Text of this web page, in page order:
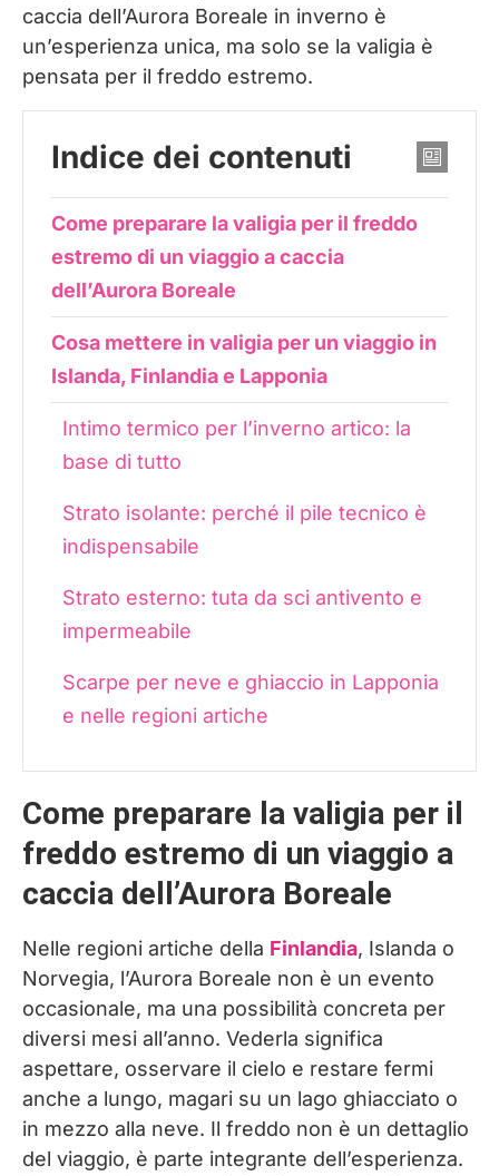
caccia dell’Aurora Boreale in inverno è
un’esperienza unica, ma solo se la valigia è
pensata per il freddo estremo.
Indice dei contenuti
Come preparare la valigia per il freddo
estremo di un viaggio a caccia
dell’Aurora Boreale
Cosa mettere in valigia per un viaggio in
Islanda, Finlandia e Lapponia
Intimo termico per l’inverno artico: la
base di tutto
Strato isolante: perché il pile tecnico è
indispensabile
Strato esterno: tuta da sci antivento e
impermeabile
Scarpe per neve e ghiaccio in Lapponia
e nelle regioni artiche
Accessori indispensabili per andare a
caccia dell’Aurora Boreale
Crema solare e crema idratante: quale
portare nel Circolo Polare Artico
Consigli pratici per goderti l’Aurora
Boreale nelle zone artiche senza soffrire
il freddo
Come preparare la valigia per il
freddo estremo di un viaggio a
caccia dell’Aurora Boreale
Nelle regioni artiche della Finlandia, Islanda o
Norvegia, l’Aurora Boreale non è un evento
occasionale, ma una possibilità concreta per
diversi mesi all’anno. Vederla significa
aspettare, osservare il cielo e restare fermi
anche a lungo, magari su un lago ghiacciato o
in mezzo alla neve. Il freddo non è un dettaglio
del viaggio, è parte integrante dell’esperienza.